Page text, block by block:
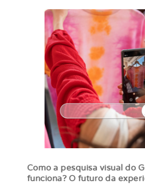
Como a pesquisa visual do
funciona? O futuro da